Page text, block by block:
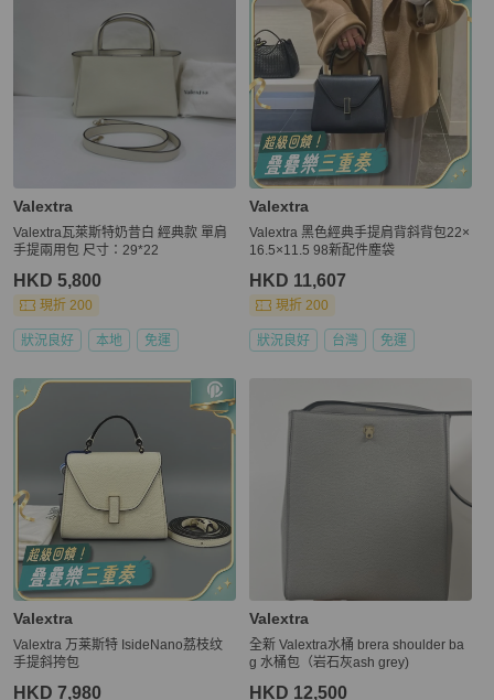
Valextra
Valextra瓦萊斯特奶昔白 經典款 單肩
手提兩用包 尺寸：29*22
HKD 5,800
現折 200
狀況良好 本地 免運
Valextra
Valextra 黑色經典手提肩背斜背包22×
16.5×11.5 98新配件塵袋
HKD 11,607
現折 200
狀況良好 台灣 免運
Valextra
Valextra 万莱斯特 IsideNano荔枝纹
手提斜挎包
HKD 7,980
Valextra
全新 Valextra水桶 brera shoulder ba
g 水桶包（岩石灰ash grey)
HKD 12,500